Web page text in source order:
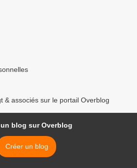
& associés sur le portail Overblog
un blog sur Overblog
Créer un blog